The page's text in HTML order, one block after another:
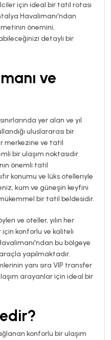
için ideal bir tatil rotası
Havalimanı'ndan
önemini,
detaylı bir
ve
yer alan ve yıl
uluslararası bir
merkezine ve tatil
bir ulaşım noktasıdır.
önemli tatil
konumu ve lüks otelleriyle
kum ve güneşin keyfini
bir tatil beldesidir.
ve oteller, yılın her
konforlu ve kaliteli
bu bölgeye
yapılmaktadır.
yanı sıra VIP transfer
arayanlar için ideal bir
konforlu bir ulaşım